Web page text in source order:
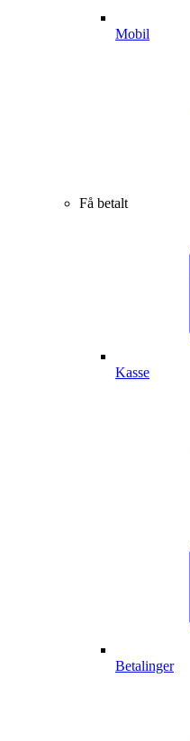
Mobil
Få betalt
Kasse
Betalinger